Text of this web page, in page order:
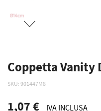
Coppetta Vanity
SKU 901447M8
1,07 € IVA INCLUSA